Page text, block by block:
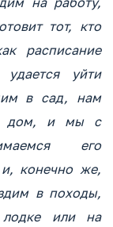
тот, кто
расписание
уйти
в сад, нам
дом, и мы с
его
конечно же,
в походы,
или на